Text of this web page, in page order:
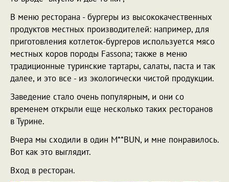
В меню ресторана - бургеры из высококачественных
продуктов местных производителей: например, для
приготовления котлеток-бургеров используется мясо
местных коров породы Fassona; также в меню
традиционные туринские тартары, салаты, паста и так
далее, и это все - из экологически чистой продукции.
Заведение стало очень популярным, и они со
временем открыли еще несколько таких ресторанов
в Турине.
Вчера мы сходили в один M**BUN, и мне понравилось.
Вот как это выглядит.
Вход в ресторан.